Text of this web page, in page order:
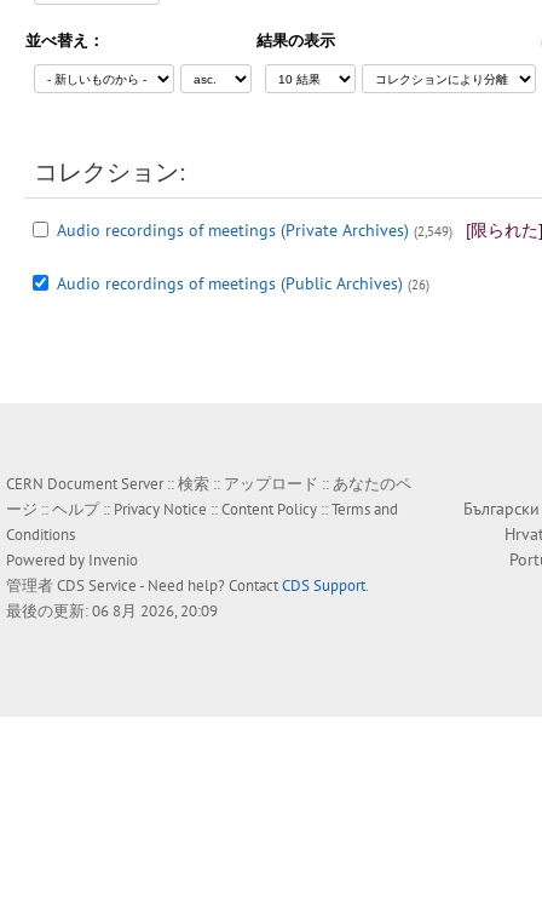
並べ替え： 結果の表示
コレクション:
Audio recordings of meetings (Private Archives) (2,549) [限られた]
Audio recordings of meetings (Public Archives) (26)
CERN Document Server ::検索 :: アップロード ::あなたのペ
ージ ::ヘルプ:: Privacy Notice ::Content Policy ::Terms and
Conditions
Powered by Invenio
管理者CDS Service- Need help? ContactCDS Support.
最後の更新: 06 8月 2026, 20:09
Български